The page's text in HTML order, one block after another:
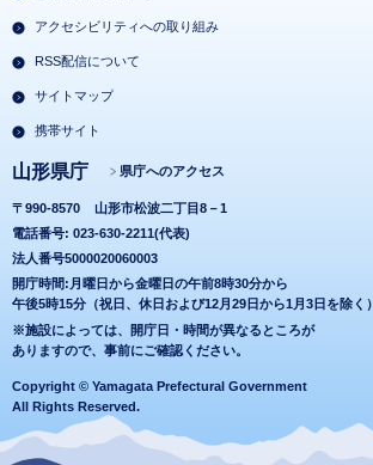
アクセシビリティへの取り組み
RSS配信について
サイトマップ
携帯サイト
山形県庁 県庁へのアクセス
〒990-8570
山形市松波二丁目8－1
電話番号: 023-630-2211(代表)
法人番号5000020060003
開庁時間:月曜日から金曜日の午前8時30分から
午後5時15分（祝日、休日および12月29日から1月3日を除く）
※施設によっては、開庁日・時間が異なるところが
ありますので、事前にご確認ください。
Copyright © Yamagata Prefectural Government
All Rights Reserved.